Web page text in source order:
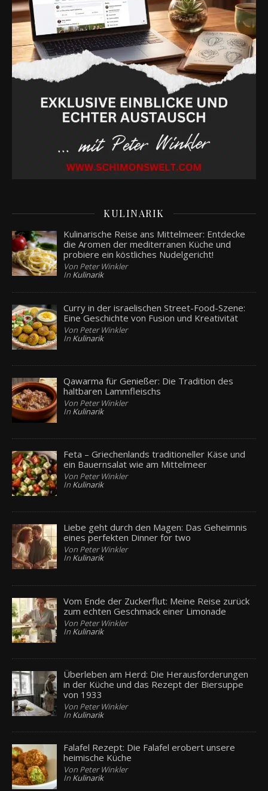
KULINARIK
Kulinarische Reise ans Mittelmeer: Entdecke
die Aromen der mediterranen Küche und
probiere ein köstliches Nudelgericht!
Von Peter Winkler
In Kulinarik
Curry in der israelischen Street-Food-Szene:
Eine Geschichte von Fusion und Kreativität
Von Peter Winkler
In Kulinarik
Qawarma für Genießer: Die Tradition des
haltbaren Lammfleischs
Von Peter Winkler
In Kulinarik
Feta – Griechenlands traditioneller Käse und
ein Bauernsalat wie am Mittelmeer
Von Peter Winkler
In Kulinarik
Liebe geht durch den Magen: Das Geheimnis
eines perfekten Dinner for two
Von Peter Winkler
In Kulinarik
Vom Ende der Zuckerflut: Meine Reise zurück
zum echten Geschmack einer Limonade
Von Peter Winkler
In Kulinarik
Überleben am Herd: Die Herausforderungen
in der Küche und das Rezept der Biersuppe
von 1933
Von Peter Winkler
In Kulinarik
Falafel Rezept: Die Falafel erobert unsere
heimische Küche
Von Peter Winkler
In Kulinarik